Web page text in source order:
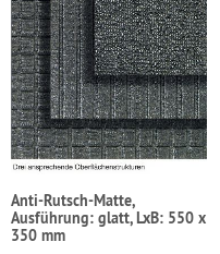
Anti-Rutsch-Matte,
Ausführung: glatt, LxB: 550 x
350 mm